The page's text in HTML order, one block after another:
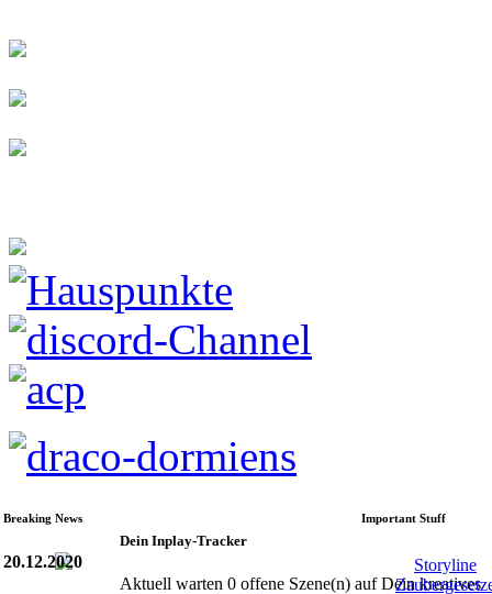
Breaking News
20.12.2020
Important Stuff
Storyline
Dein Inplay-Tracker
Aktuell warten 0 offene Szene(n) auf Dein kreatives